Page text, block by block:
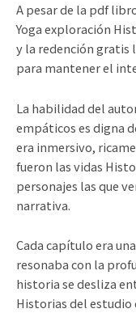
A pesar de la pdf
Yoga exploración
y la redención gratis
para mantener el
La habilidad del
empáticos es digna
era inmersivo,
fueron las vidas
personajes las que
narrativa.
Cada capítulo era
resonaba con la
historia se desliza
Historias del estudio